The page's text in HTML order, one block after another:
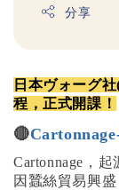
分享
日本ヴォーグ
程，正式開課！
🔴
Cartonnage，
因蠶絲貿易興